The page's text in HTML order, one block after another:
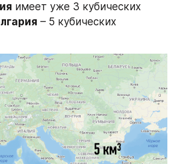
имеет уже 3 кубических
– 5 кубических